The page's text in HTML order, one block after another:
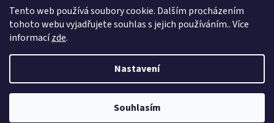
Tento web používá soubory cookie. Dalším procházením
tohoto webu vyjadřujete souhlas s jejich používáním.. Více
informacízde.
Nastavení
Souhlasím